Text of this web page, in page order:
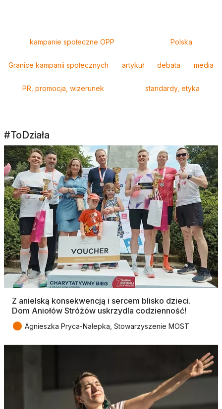
kampanie społeczne OPP Polska
Granice kampanii społecznych artykuł debata media
PR, promocja, wizerunek standardy, etyka
#ToDziała
Z anielską konsekwencją i sercem blisko dzieci.
Dom Aniołów Stróżów uskrzydla codzienność!
● Agnieszka Pryca-Nalepka, Stowarzyszenie MOST